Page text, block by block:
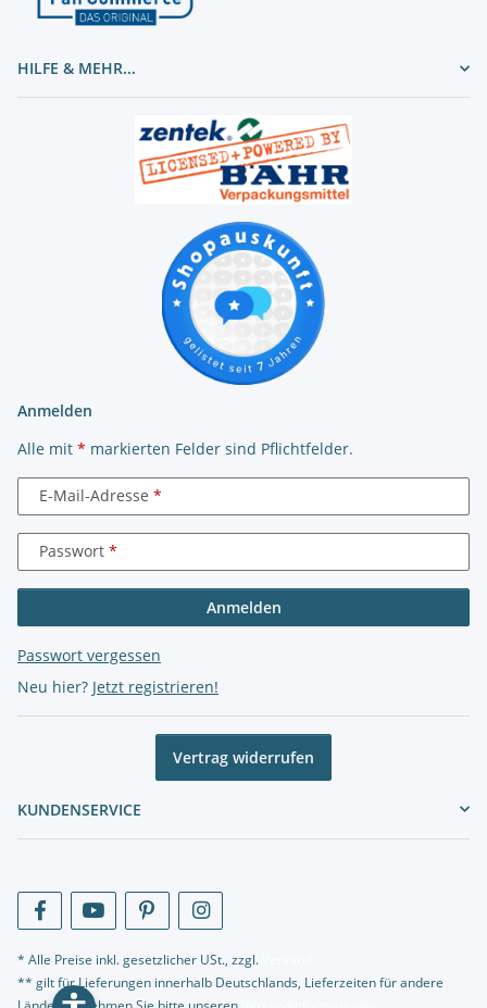
HILFE & MEHR...
Anmelden
Alle mit * markierten Felder sind Pflichtfelder.
E-Mail-Adresse
Passwort
Anmelden
Passwort vergessen
Neu hier? Jetzt registrieren!
Vertrag widerrufen
KUNDENSERVICE
* Alle Preise inkl. gesetzlicher USt., zzgl.
** gilt für Lieferungen innerhalb Deutschlands, Lieferzeiten für andere